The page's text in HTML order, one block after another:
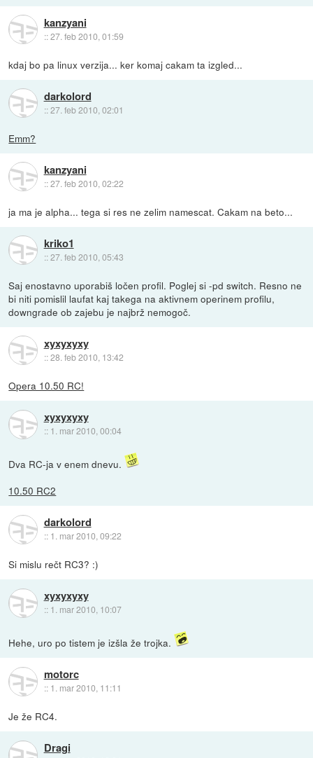
kanzyani
::27. feb 2010, 01:59
kdaj bo pa linux verzija... ker komaj cakam ta izgled...
darkolord
::27. feb 2010, 02:01
Emm?
kanzyani
::27. feb 2010, 02:22
ja ma je alpha... tega si res ne zelim namescat. Cakam na beto...
kriko1
::27. feb 2010, 05:43
Saj enostavno uporabiš ločen profil. Poglej si -pd switch. Resno ne
bi niti pomislil laufat kaj takega na aktivnem operinem profilu,
downgrade ob zajebu je najbrž nemogoč.
xyxyxyxy
::28. feb 2010, 13:42
Opera 10.50 RC!
xyxyxyxy
:: 1. mar 2010, 00:04
Dva RC-ja v enem dnevu.
10.50 RC2
darkolord
:: 1. mar 2010, 09:22
Si mislu rečt RC3? :)
xyxyxyxy
:: 1. mar 2010, 10:07
Hehe, uro po tistem je izšla že trojka.
motorc
:: 1. mar 2010, 11:11
Je že RC4.
Dragi